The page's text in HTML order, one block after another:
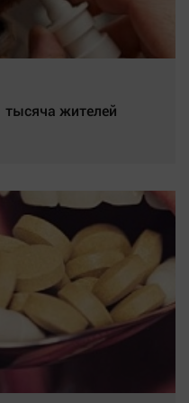
жителей